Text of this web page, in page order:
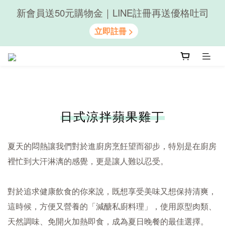
隨心享受｜貝果任選6組$899
新會員送50元購物金｜LINE註冊再送優格吐司
日式涼拌蘋果雞丁
夏天的悶熱讓我們對於進廚房烹飪望而卻步，特別是在廚房
裡忙到大汗淋漓的感覺，更是讓人難以忍受。
對於追求健康飲食的你來說，既想享受美味又想保持清爽，
這時候，方便又營養的「減醣私廚料理」，使用原型肉類、
天然調味、免開火加熱即食，成為夏日晚餐的最佳選擇。